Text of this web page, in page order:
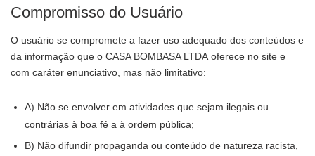
Compromisso do Usuário
O usuário se compromete a fazer uso adequado dos conteúdos e
da informação que o CASA BOMBASA LTDA oferece no site e
com caráter enunciativo, mas não limitativo:
A) Não se envolver em atividades que sejam ilegais ou
contrárias à boa fé a à ordem pública;
B) Não difundir propaganda ou conteúdo de natureza racista,